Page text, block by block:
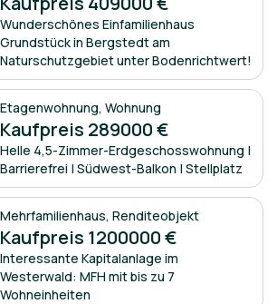
Wunderschönes Einfamilienhaus
Grundstück in Bergstedt am
Naturschutzgebiet unter Bodenrichtwert!
Etagenwohnung,Wohnung
Kaufpreis 289000 €
Helle 4,5-Zimmer-Erdgeschosswohnung |
Barrierefrei | Südwest-Balkon | Stellplatz
Mehrfamilienhaus,Renditeobjekt
Kaufpreis 1200000 €
Interessante Kapitalanlage im
Westerwald: MFH mit bis zu 7
Wohneinheiten